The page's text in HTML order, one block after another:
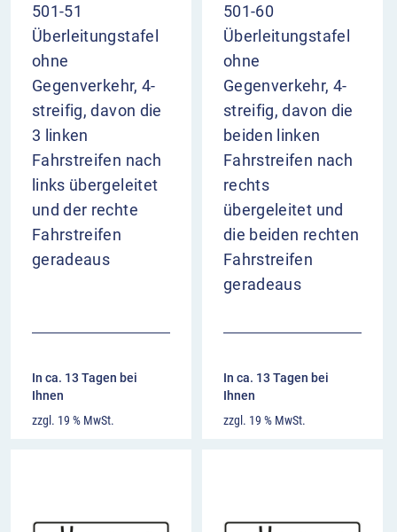
501-51
Überleitungstafel
ohne
Gegenverkehr, 4-
streifig, davon die
3 linken
Fahrstreifen nach
links übergeleitet
und der rechte
Fahrstreifen
geradeaus
In ca. 13 Tagen bei
Ihnen
zzgl. 19 % MwSt.
501-60
Überleitungstafel
ohne
Gegenverkehr, 4-
streifig, davon die
beiden linken
Fahrstreifen nach
rechts
übergeleitet und
die beiden rechten
Fahrstreifen
geradeaus
In ca. 13 Tagen bei
Ihnen
zzgl. 19 % MwSt.